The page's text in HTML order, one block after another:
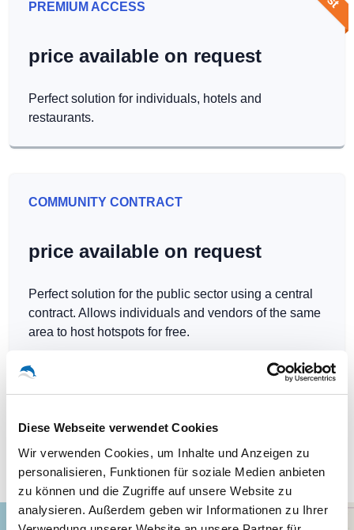
Diese Webseite verwendet Cookies
Wir verwenden Cookies, um Inhalte und Anzeigen zu
personalisieren, Funktionen für soziale Medien anbieten
zu können und die Zugriffe auf unsere Website zu
analysieren. Außerdem geben wir Informationen zu Ihrer
PREMIUM ACCESS
price available on request
Perfect solution for individuals, hotels and
restaurants.
COMMUNITY CONTRACT
price available on request
Perfect solution for the public sector using a central
contract. Allows individuals and vendors of the same
area to host hotspots for free.
Our WLAN-Hotspots in Angola
+